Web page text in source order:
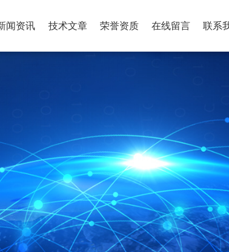
闻资讯 技术文章 荣誉资质 在线留言 联系